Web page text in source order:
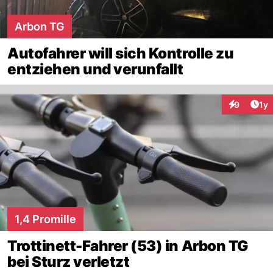
Arbon TG
Autofahrer will sich Kontrolle zu
entziehen und verunfallt
9 1y
1,4 Promille
Trottinett-Fahrer (53) in Arbon TG
bei Sturz verletzt